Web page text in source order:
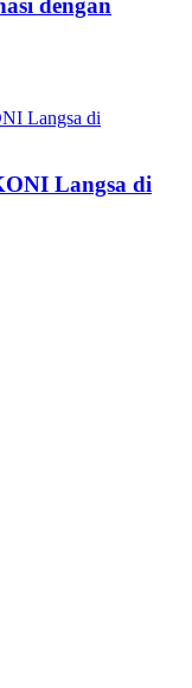
dengan
Langsa di